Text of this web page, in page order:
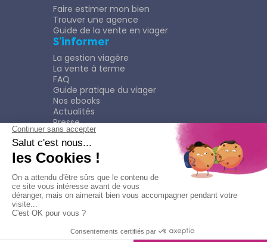
Faire estimer mon bien
Trouver une agence
Guide de la vente en viager
S’informer
La gestion viagère
La vente à terme
FAQ
Guide pratique du viager
Nos ebooks
Actualités
Presse
Rejoindre le Réseau
Nous rejoindre
Plaquette
Confidentialité
Plan du site
Mentions légales
Politique de confidentialité